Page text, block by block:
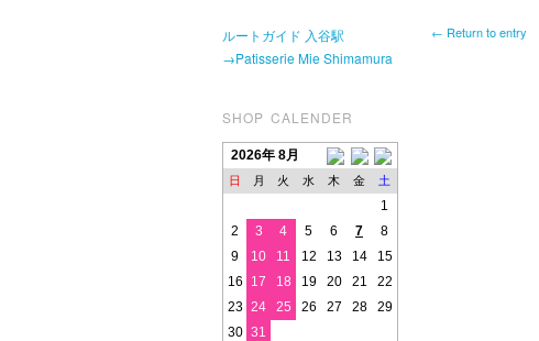
ルートガイド 入谷駅
→Patisserie Mie Shimamura
SHOP CALENDER
2026年 8月
日 月 火 水 木 金 土
1
2
3 4 5 6 7
8
9
10 11 12 13 14
15
16
17 18 19 20 21
22
23 24 25 26 27 28
29
30 31
← Return to entry